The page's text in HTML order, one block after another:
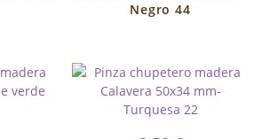
Negro 44